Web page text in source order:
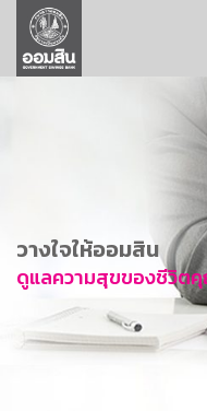
ลูกค้าธุรกิจ
ลูกค้าผู้ประกอบราย
การพัฒนาที่ยั่งยืน
ข่าวสาร
บริการทางการเงิน
อื่นๆ
วางใจให้ออมสิน
ดูแลความสุขของชีวิต